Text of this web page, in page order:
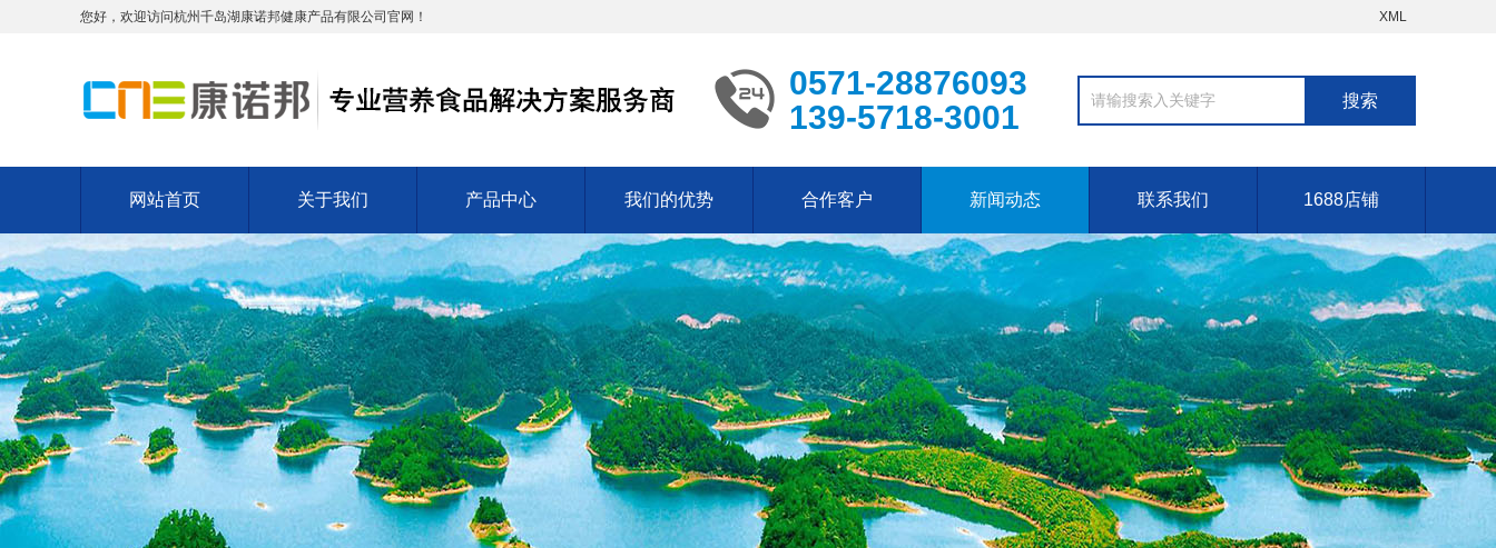
您好，欢迎访问杭州千岛湖康诺邦健康产品有限公司官网！ XML
0571-28876093
139-5718-3001
网站首页 关于我们 产品中心 我们的优势 合作客户 新闻动态 联系我们 1688店铺